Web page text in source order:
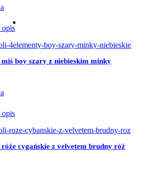
opis
boy szary z niebieskim minky
opis
cygańskie z velvetem brudny róż